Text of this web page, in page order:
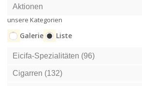
Aktionen
unsere Kategorien
Galerie Liste
Eicifa-Spezialitäten (96)
Cigarren (132)